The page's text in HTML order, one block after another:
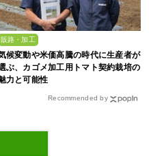
販路・加工
候変動や米価高騰の時代に生産者が
ぶ、カゴメ加工用トマト契約栽培の
力と可能性
Recommended by